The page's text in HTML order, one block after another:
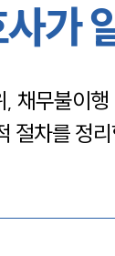
가
채무불이
절차를 정